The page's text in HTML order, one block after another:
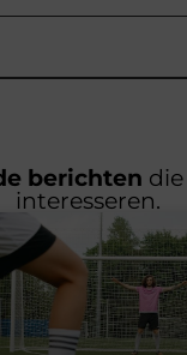
berichten
interesseren.